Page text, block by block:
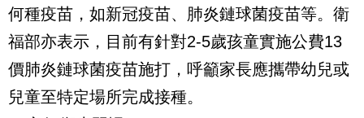
何種疫苗，如新冠疫苗、肺炎鏈球菌疫苗等。衛
福部亦表示，目前有針對2-5歲孩童實施公費13
價肺炎鏈球菌疫苗施打，呼籲家長應攜帶幼兒或
兒童至特定場所完成接種。